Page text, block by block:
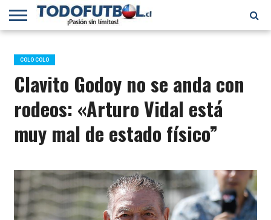
PRIMERA
B
SELECCIÓN
CHILENA
CHILENOS
EN EL
MUNDO
FÚTBOL
INTERNACIONAL
COLO COLO
Clavito Godoy no se anda con
rodeos: «Arturo Vidal está
muy mal de estado físico”